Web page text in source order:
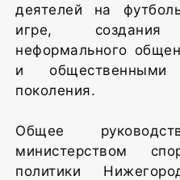
деятелей на
игре,
неформального
и общественными
поколения.
Общее
министерством
политики